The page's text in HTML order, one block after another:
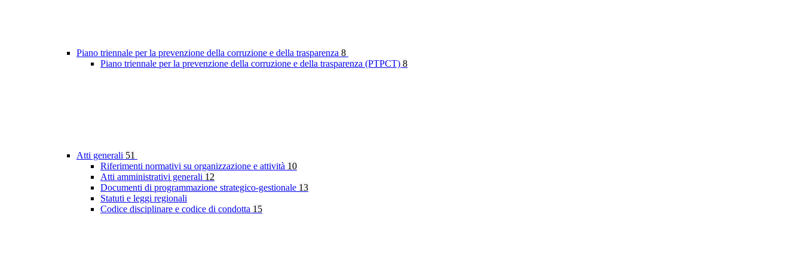
Piano triennale per la prevenzione della corruzione e della trasparenza 8
Piano triennale per la prevenzione della corruzione e della trasparenza (PTPCT) 8
Atti generali 51
Riferimenti normativi su organizzazione e attività 10
Atti amministrativi generali 12
Documenti di programmazione strategico-gestionale 13
Statuti e leggi regionali
Codice disciplinare e codice di condotta 15